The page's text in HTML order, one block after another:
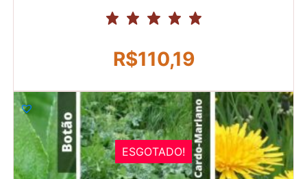
R$110,19
ESGOTADO!